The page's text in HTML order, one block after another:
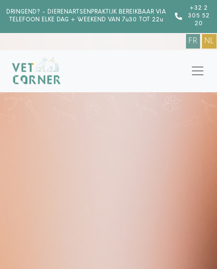
DRINGEND? - DIERENARTSENPRAKTIJK BEREIKBAAR VIA
TELEFOON ELKE DAG + WEEKEND VAN 7u30 TOT 22u
+32 2
305 52
20
NL
FR